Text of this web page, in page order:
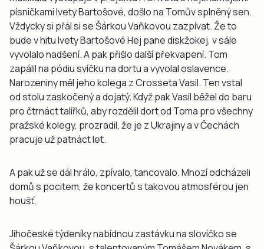
písničkami Ivety Bartošové, došlo na Tomův splněný sen.
Vždycky si přál si se Šárkou Vaňkovou zazpívat. Že to
bude v hitu Ivety Bartošové Hej pane diskžokej, v sále
vyvolalo nadšení. A pak přišlo další překvapení. Tom
zapálil na pódiu svíčku na dortu a vyvolal oslavence.
Narozeniny měl jeho kolega z Crosseta Vasil. Ten vstal
od stolu zaskočený a dojatý. Když pak Vasil běžel do baru
pro čtrnáct talířků, aby rozdělil dort od Toma pro všechny
pražské kolegy, prozradil, že je z Ukrajiny a v Čechách
pracuje už patnáct let.
A pak už se dál hrálo, zpívalo, tancovalo. Mnozí odcházeli
domů s pocitem, že koncertů s takovou atmosférou jen
houšť.
Jihočeské týdeníky nabídnou zastávku na slovíčko se